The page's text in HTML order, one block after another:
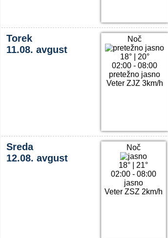
Torek
11.08. avgust
Noč
18°| 20°
02:00 - 08:00
pretežno jasno
Veter ZJZ 3km/h
Sreda
12.08. avgust
Noč
18°
21°
02:00 - 08:00
jasno
Veter ZSZ 2km/h